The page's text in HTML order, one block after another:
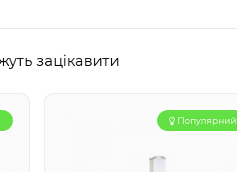
зацікавити
Популярний